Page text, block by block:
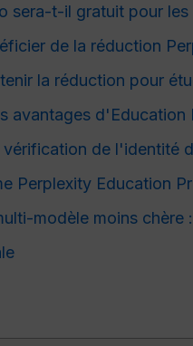
sera-t-il gratuit pour
de la réduction
la réduction pour
avantages d'Education
vérification de l'identité
Perplexity Education
modèle moins chère